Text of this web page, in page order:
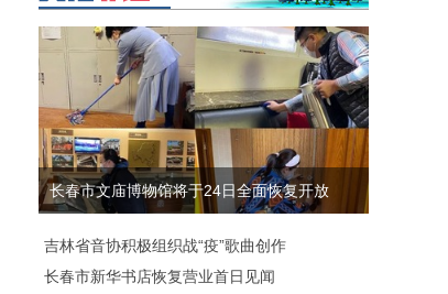
长春市文庙博物馆将于24日全面恢复开放
吉林省音协积极组织战“疫”歌曲创作
长春市新华书店恢复营业首日见闻